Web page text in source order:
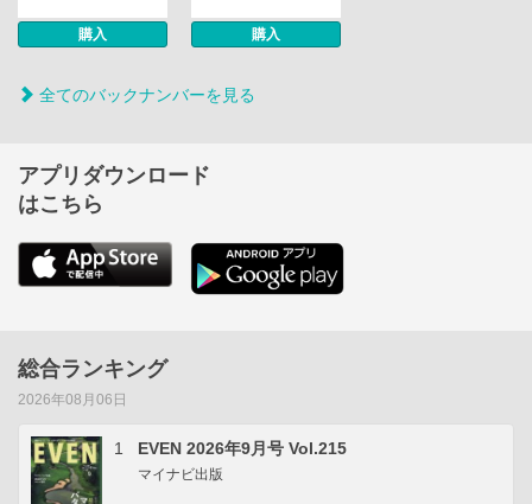
購入 購入
全てのバックナンバーを見る
アプリダウンロード
はこちら
総合ランキング
2026年08月06日
1 EVEN 2026年9月号 Vol.215
マイナビ出版